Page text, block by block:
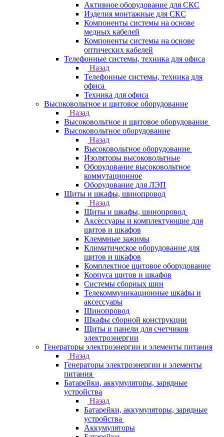
Активное оборудование для СКС
Изделия монтажные для СКС
Компоненты системы на основе
медных кабелей
Компоненты системы на основе
оптических кабелей
Телефонные системы, техника для офиса
Назад
Телефонные системы, техника для
офиса
Техника для офиса
Высоковольтное и щитовое оборудование
Назад
Высоковольтное и щитовое оборудование
Высоковольтное оборудование
Назад
Высоковольтное оборудование
Изоляторы высоковольтные
Оборудование высоковольтное
коммутационное
Оборудование для ЛЭП
Щиты и шкафы, шинопровод
Назад
Щиты и шкафы, шинопровод
Аксессуары и комплектующие для
щитов и шкафов
Клеммные зажимы
Климатическое оборудование для
щитов и шкафов
Комплектное щитовое оборудование
Корпуса щитов и шкафов
Системы сборных шин
Телекоммуникационные шкафы и
аксессуары
Шинопровод
Шкафы сборной конструкции
Щиты и панели для счетчиков
электроэнергии
Генераторы электроэнергии и элементы питания
Назад
Генераторы электроэнергии и элементы
питания
Батарейки, аккумуляторы, зарядные
устройства
Назад
Батарейки, аккумуляторы, зарядные
устройства
Аккумуляторы